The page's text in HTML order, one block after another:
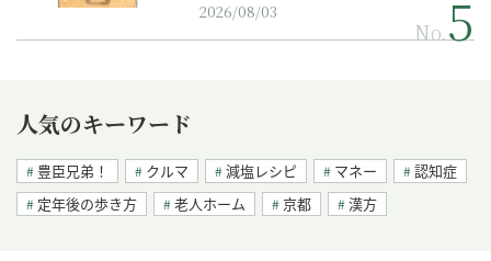
2026/08/03
No.
人気のキーワード
豊臣兄弟！ クルマ 減塩レシピ マネー
認知症
定年後の歩き方
老人ホーム 京都 漢方